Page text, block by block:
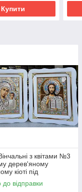
Купити
з квітами №3
дерев'яному
кіоті під
кіота
15*18
до відправки